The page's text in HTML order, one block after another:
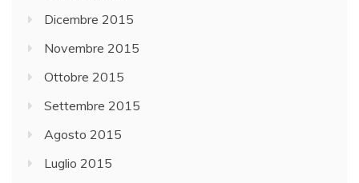
Dicembre 2015
Novembre 2015
Ottobre 2015
Settembre 2015
Agosto 2015
Luglio 2015